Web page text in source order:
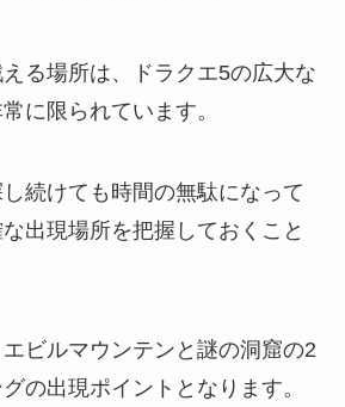
る場所は、ドラクエ5の広大な
に限られています。
続けても時間の無駄になって
出現場所を把握しておくこと
ビルマウンテンと謎の洞窟の2
の出現ポイントとなります。